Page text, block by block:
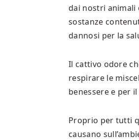
dai nostri animali
sostanze
dannosi per la
Il cattivo odore
respirare le
benessere e per
Proprio per tutti
causano